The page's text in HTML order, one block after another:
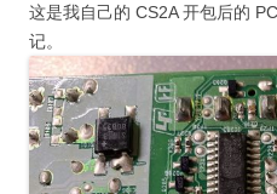
这是我自己的 CS2A 开包后的
记。